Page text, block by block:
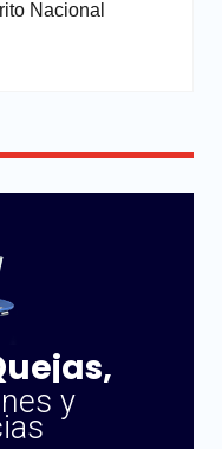
Nacional
y